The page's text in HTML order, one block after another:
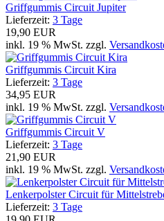
Griffgummis Circuit Jupiter
Lieferzeit: 3 Tage
19,90 EUR
inkl. 19 % MwSt. zzgl.
Griffgummis Circuit Kira
Lieferzeit: 3 Tage
34,95 EUR
inkl. 19 % MwSt. zzgl.
Griffgummis Circuit V
Lieferzeit: 3 Tage
21,90 EUR
inkl. 19 % MwSt. zzgl.
Lenkerpolster Circuit für
Lieferzeit: 3 Tage